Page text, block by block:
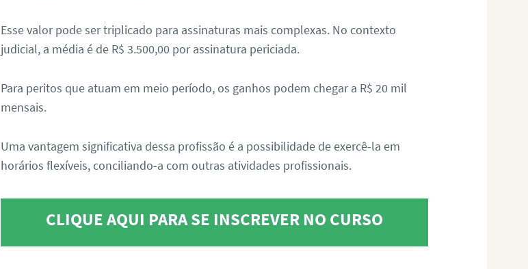
Esse valor pode ser triplicado para assinaturas mais complexas. No contexto
judicial, a média é de R$ 3.500,00 por assinatura periciada.
Para peritos que atuam em meio período, os ganhos podem chegar a R$ 20 mil
mensais.
Uma vantagem significativa dessa profissão é a possibilidade de exercê-la em
horários flexíveis, conciliando-a com outras atividades profissionais.
CLIQUE AQUI PARA SE INSCREVER NO CURSO